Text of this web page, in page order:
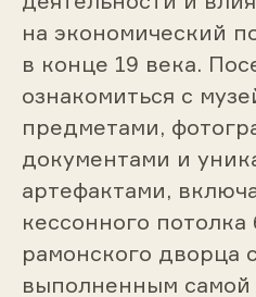
на экономический
в конце 19 века.
ознакомиться с
предметами,
документами и
артефактами,
кессонного потолка
рамонского дворца
выполненным самой